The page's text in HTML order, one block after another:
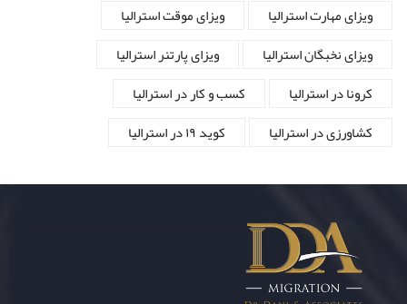
ویزای مهارت استرالیا
ویزای موقت استرالیا
ویزای نخبگان استرالیا
ویزای پارتنر استرالیا
کرونا در استرالیا
کسب و کار در استرالیا
کشاورزی در استرالیا
کوید ۱۹ در استرالیا